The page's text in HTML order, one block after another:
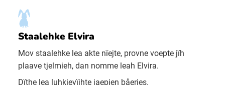
Staalehke Elvira
Mov staalehke lea akte nïejte, provne voepte jïh
plaave tjelmieh, dan nomme leah Elvira.
Dïthe lea luhkievïjhte jaepien båeries.